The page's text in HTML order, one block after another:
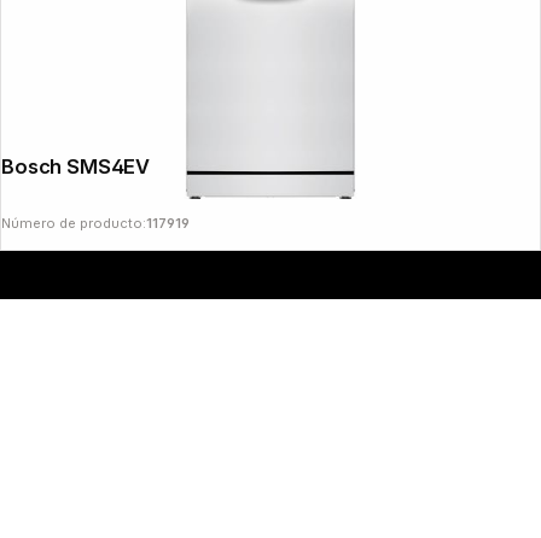
Bosch SMS4EVW08E white
Número de producto:117919